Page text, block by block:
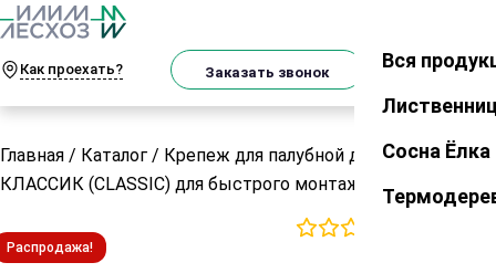
Как проехать? Заказать звонок Корзина
Закрыть
Вся
Сосна Ёлка
Главная / Каталог / Крепеж для палубной доски/Крепеж
КЛАССИК (CLASSIC) для быстрого монтажа
Распродажа!